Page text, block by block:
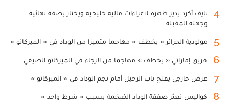
4
نايف أكرد يدير ظهره لاغراءات مالية خليجية ويختار بصفة نهائية
وجهته المقبلة
5 مولودية الجزائر « يخطف » مهاجما متميزا من الوداد في « الميركاتو »
6 فريق إماراتي « يخطف » مهاجما من الرجاء في الميركاتو الصيفي
7 عرض خارجي يفتح باب الرحيل أمام نجم الوداد في « الميركاتو »
8 كواليس تعثر صفقة الوداد الضخمة بسبب « شرط واحد »